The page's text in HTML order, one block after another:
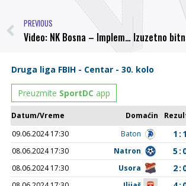
PREVIOUS
Video: NK Bosna – Implementacija projekta „Svi za sport!“